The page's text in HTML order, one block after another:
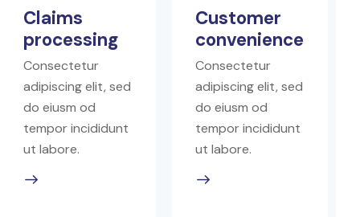
Claims
processing
Consectetur
adipiscing elit, sed
do eiusm od
tempor incididunt
ut labore.
Customer
convenience
Consectetur
adipiscing elit, sed
do eiusm od
tempor incididunt
ut labore.